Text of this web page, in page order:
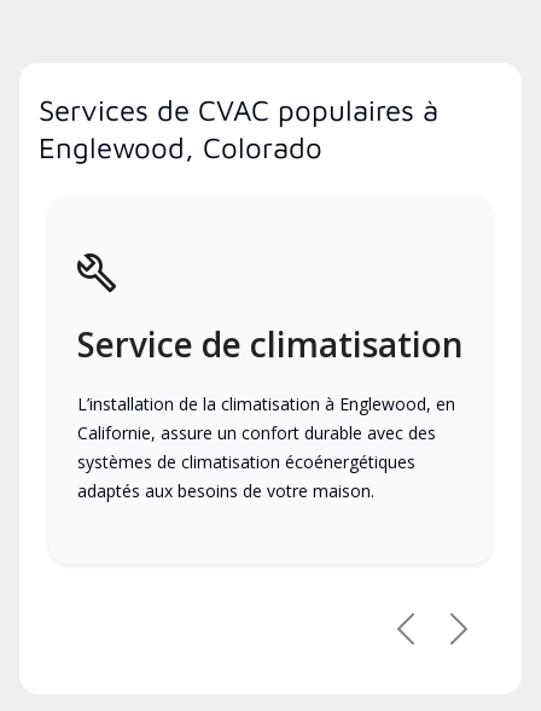
Services de CVAC populaires à
Englewood, Colorado
Service de climatisation
L’installation de la climatisation à Englewood, en
Californie, assure un confort durable avec des
systèmes de climatisation écoénergétiques
adaptés aux besoins de votre maison.
PrécédentSuivant